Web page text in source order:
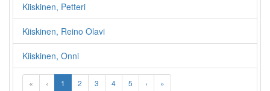
Kiiskinen, Petteri
Kiiskinen, Reino Olavi
Kiiskinen, Onni
« ‹ 1 2 3 4 5 › »